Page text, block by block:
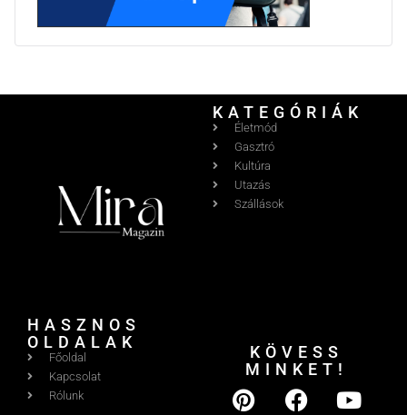
KATEGÓRIÁK
Életmód
Gasztró
Kultúra
Utazás
Szállások
HASZNOS
OLDALAK
Főoldal
Kapcsolat
Rólunk
KÖVESS
MINKET!